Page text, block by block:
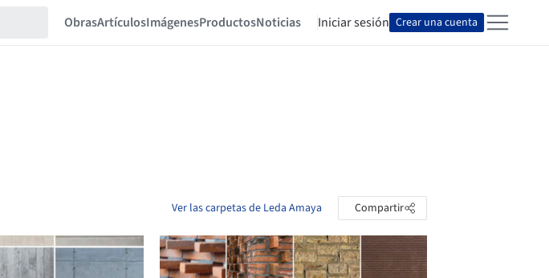
ObrasArtículosImágenesProductosNoticias Iniciar sesión Crear una cuenta
Ver las carpetas de Leda Amaya Compartir